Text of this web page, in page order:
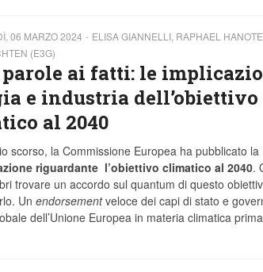
06 MARZO 2024
ELISA GIANNELLI, RAPHAEL
(E3G)
ai fatti: le
e industria dell’obiettivo
al 2040
scorso, la Commissione Europea ha pubblicato la
riguardante l’obiettivo climatico al 2040.
trovare un accordo sul quantum di questo
Un endorsementveloce dei capi di stato e
dell’Unione Europea in materia climatica prima